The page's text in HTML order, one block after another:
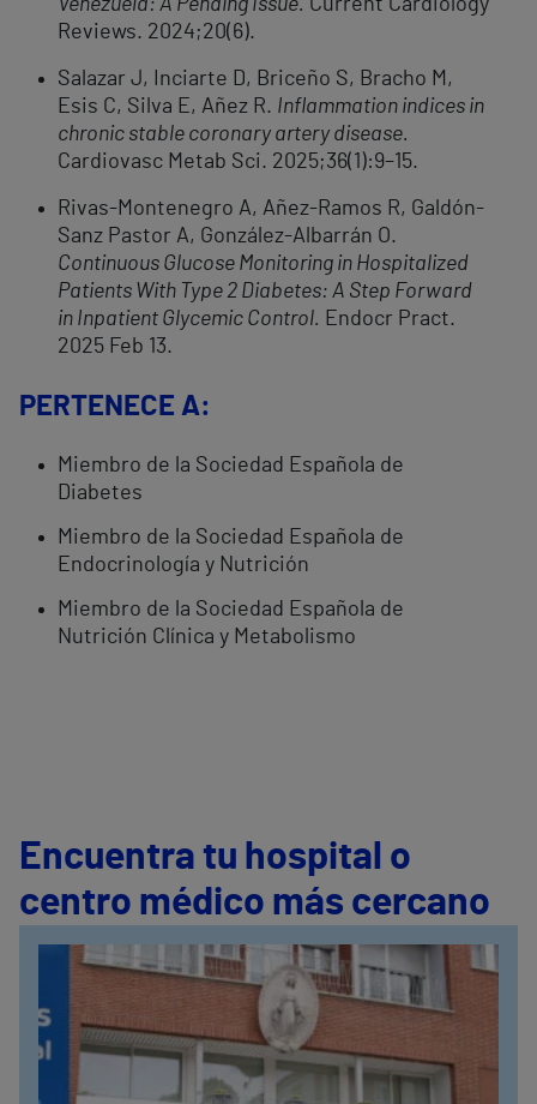
Venezuela: A Pending Issue. Current Cardiology
Reviews. 2024;20(6).
Salazar J, Inciarte D, Briceño S, Bracho M,
Esis C, Silva E, Añez R. Inflammation indices in
chronic stable coronary artery disease.
Cardiovasc Metab Sci. 2025;36(1):9–15.
Rivas-Montenegro A, Añez-Ramos R, Galdón-
Sanz Pastor A, González-Albarrán O.
Continuous Glucose Monitoring in Hospitalized
Patients With Type 2 Diabetes: A Step Forward
in Inpatient Glycemic Control. Endocr Pract.
2025 Feb 13.
PERTENECE A:
Miembro de la Sociedad Española de
Diabetes
Miembro de la Sociedad Española de
Endocrinología y Nutrición
Miembro de la Sociedad Española de
Nutrición Clínica y Metabolismo
Encuentra tu hospital o
centro médico más cercano